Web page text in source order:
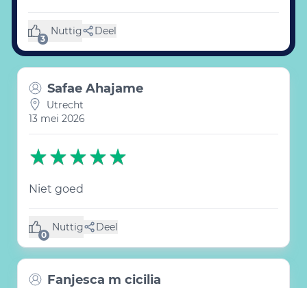
3
Nuttig
(3 likes) Deel
Safae Ahajame
Utrecht
13 mei 2026
Niet goed
0
Nuttig
(0 like) Deel
Fanjesca m cicilia